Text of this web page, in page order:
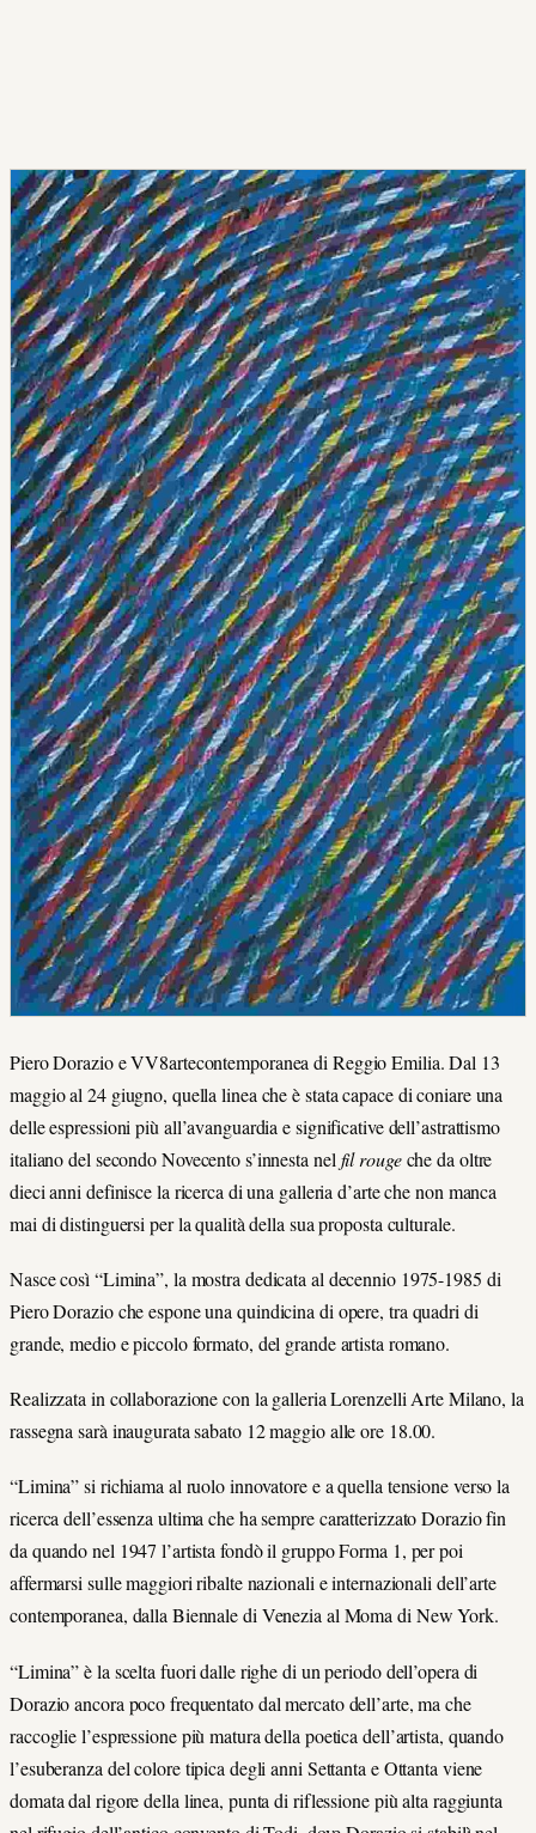
Piero Dorazio e VV8artecontemporanea di Reggio Emilia. Dal 13
maggio al 24 giugno, quella linea che è stata capace di coniare una
delle espressioni più all’avanguardia e significative dell’astrattismo
italiano del secondo Novecento s’innesta nel fil rougeche da oltre
dieci anni definisce la ricerca di una galleria d’arte che non manca
mai di distinguersi per la qualità della sua proposta culturale.
Nasce così “Limina”, la mostra dedicata al decennio 1975-1985 di
Piero Dorazio che espone una quindicina di opere, tra quadri di
grande, medio e piccolo formato, del grande artista romano.
Realizzata in collaborazione con la galleria Lorenzelli Arte Milano, la
rassegna sarà inaugurata sabato 12 maggio alle ore 18.00.
“Limina” si richiama al ruolo innovatore e a quella tensione verso la
ricerca dell’essenza ultima che ha sempre caratterizzato Dorazio fin
da quando nel 1947 l’artista fondò il gruppo Forma 1, per poi
affermarsi sulle maggiori ribalte nazionali e internazionali dell’arte
contemporanea, dalla Biennale di Venezia al Moma di New York.
“Limina” è la scelta fuori dalle righe di un periodo dell’opera di
Dorazio ancora poco frequentato dal mercato dell’arte, ma che
raccoglie l’espressione più matura della poetica dell’artista, quando
l’esuberanza del colore tipica degli anni Settanta e Ottanta viene
domata dal rigore della linea, punta di riflessione più alta raggiunta